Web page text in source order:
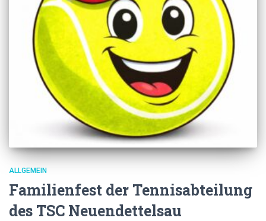
ALLGEMEIN
Familienfest der Tennisabteilung
des TSC Neuendettelsau